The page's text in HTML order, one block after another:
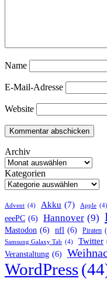
Name
E-Mail-Adresse
Website
Archiv
Kategorien
Advent (4) Akku (7) Apple (4)
eeePC (6) Hannover (9)
Mastodon (6) nfl (6) Piraten
Samsung Galaxy Tab (4) Twitter
Veranstaltung (6)
WordPress